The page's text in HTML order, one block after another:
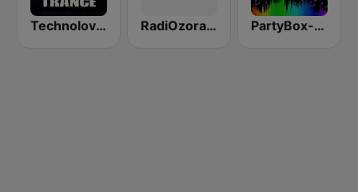
Technolovers - TRANCE RadiOzora Trance PartyBox-Hard Techno-EDM